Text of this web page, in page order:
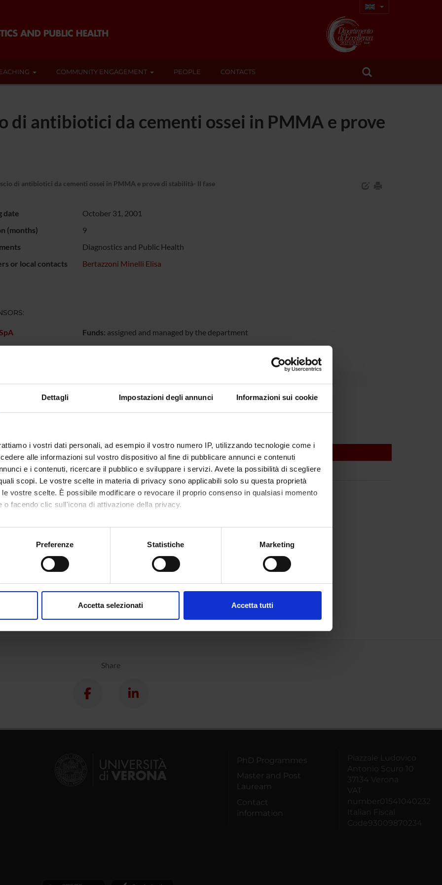
Dettagli Impostazioni degli annunci Informazioni sui cookie
i vostri dati personali, ad esempio il vostro numero IP, utilizzando tecnologie come i
alle informazioni sul vostro dispositivo al fine di pubblicare annunci e contenuti
e i contenuti, ricercare il pubblico e sviluppare i servizi. Avete la possibilità di scegliere
scopi. Le vostre scelte in materia di privacy sono applicabili solo su questa proprietà
vostre scelte. È possibile modificare o revocare il proprio consenso in qualsiasi momento
o facendo clic sull'icona di attivazione della privacy.
anche:
sulla tua posizione geografica, con un'approssimazione di qualche metro,
in qualsiasi momento dalla Dichiarazione sui cookie.
Preferenze Statistiche Marketing
Accetta selezionati Accetta tutti
COMMUNITY ENGAGEMENT PEOPLE CONTACTS
di antibiotici da cementi ossei in PMMA e prove
di antibiotici da cementi ossei in PMMA e prove di stabilità- II fase
date
October 31, 2001
(months)
9
Diagnostics and Public Health
or local contacts
Bertazzoni Minelli Elisa
Funds: assigned and managed by the department
Technical-administrative
Elisa Bertazzoni Minelli
of Pharmacology
Share
PhD Programmes
Master and Post
Lauream
Contact
information
Piazzale Ludovico
Antonio Scuro 10
37134 Verona
VAT
number01541040232
Italian Fiscal
Code93009870234